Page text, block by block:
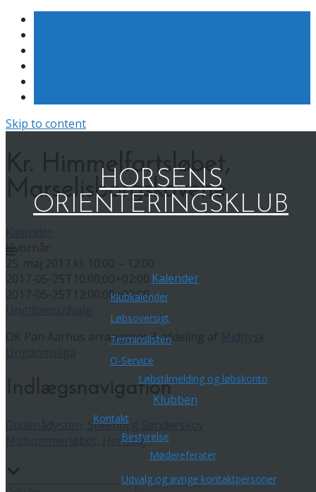
Skip to content
HORSENS
ORIENTERINGSKLUB
Kalender
Klubkalender
Løbsoversigt
Terminslisten
O-Service
Løbstilmelding og løbskonto
Klubben
Kontakt
Bestyrelse
Mødereferater
Udvalg og øvrige kontaktpersoner
Kr. Himmelfartsløbet,
Marselisborgskovene
2017-05-25T12:00:00+02:00
OK Pan Aarhus arrangerer 3. afdeling af
Indlægsnavigation
Gudenådysten, Silkeborg Sønderskov
Midsommerløbet, Herning